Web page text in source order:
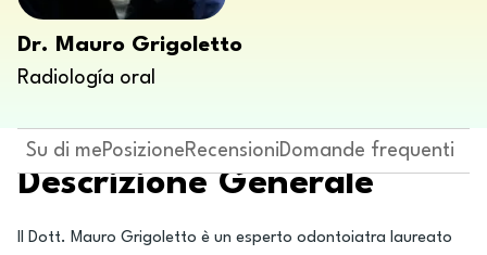
Dr. Mauro Grigoletto
Radiología oral
Su di mePosizioneRecensioniDomande frequenti
Descrizione Generale
Il Dott. Mauro Grigoletto è un esperto odontoiatra laureato